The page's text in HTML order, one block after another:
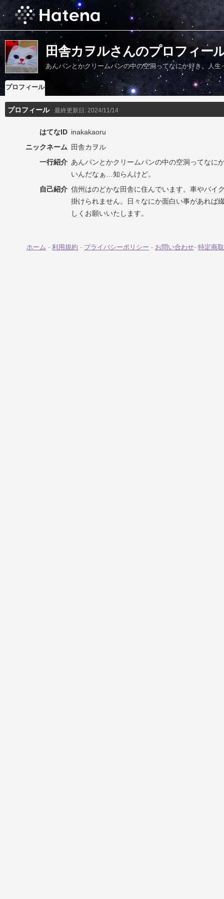
田舎カヲルさんのプロフィー
あんパンとかクリームパンの中の空洞ってなにか好き。人
プロフィール
プロフィール 最終更新日: 2024/11/14
はてなID inakakaoru
ニックネーム 田舎カヲル
一行紹介 あんパンとかクリームパンの中の空洞ってなに
いんだなぁ…知らんけど。
自己紹介 信州 はのどかな田舎に住んでいます。車やバイ
掛けられません。日々なにか面白い事があれば
しく お願いいた します。
ホーム - 利用規約 - プライバシーポリシー - お問い合わせ- 特定商